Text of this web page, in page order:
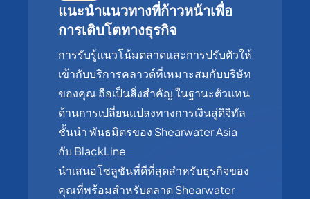
แนะนำแนวทางที่ก้าวหน้าเพื่อ
การเติบโตทางธุรกิจ
การรับรู้แนวโน้มตลาดและการปรับตัวให้
เข้ากับบริการคลาวด์ที่เหมาะสมกับบริษัท
ของคุณ ถือเป็นสิ่งสำคัญ ในฐานะตัวแทน
ด้านการเปลี่ยนแปลงทางการเงินสู่ดิจิทัล
ชั้นนำ พันธมิตรของ Shearwater Asia
กับ BlackLine
นำเสนอโซลูชันที่ดีที่สุดสำหรับธุรกิจของ
คุณที่พร้อมสำหรับตลาด Shearwater